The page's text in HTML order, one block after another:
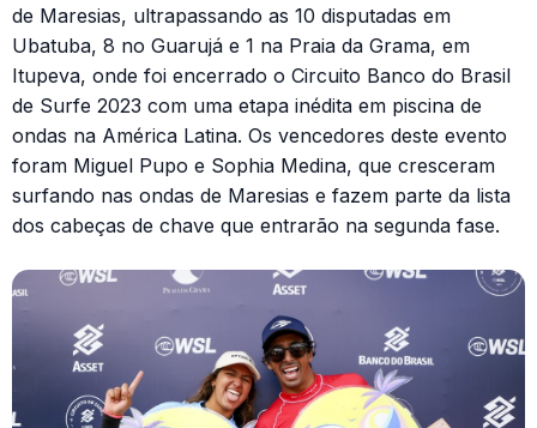
de Maresias, ultrapassando as 10 disputadas em
Ubatuba, 8 no Guarujá e 1 na Praia da Grama, em
Itupeva, onde foi encerrado o Circuito Banco do Brasil
de Surfe 2023 com uma etapa inédita em piscina de
ondas na América Latina. Os vencedores deste evento
foram Miguel Pupo e Sophia Medina, que cresceram
surfando nas ondas de Maresias e fazem parte da lista
dos cabeças de chave que entrarão na segunda fase.